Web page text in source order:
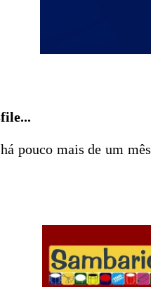
pouco mais de um